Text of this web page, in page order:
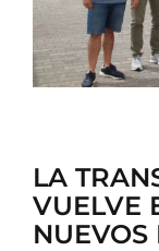
LA
VUELVE
NUEVOS